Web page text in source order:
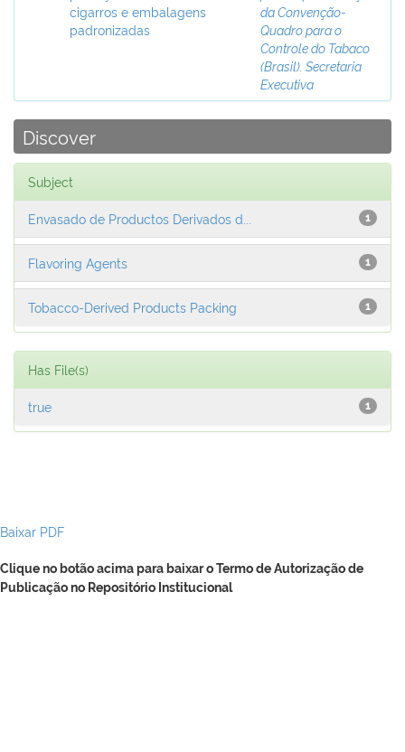
cigarros e embalagens
padronizadas
da Convenção-
Quadro para o
Controle do Tabaco
(Brasil). Secretaria
Executiva
Discover
Subject
1
Envasado de Productos Derivados d...
1
Flavoring Agents
1
Tobacco-Derived Products Packing
Has File(s)
1
true
Baixar PDF
Clique no botão acima para baixar o Termo de Autorização de
Publicação no Repositório Institucional